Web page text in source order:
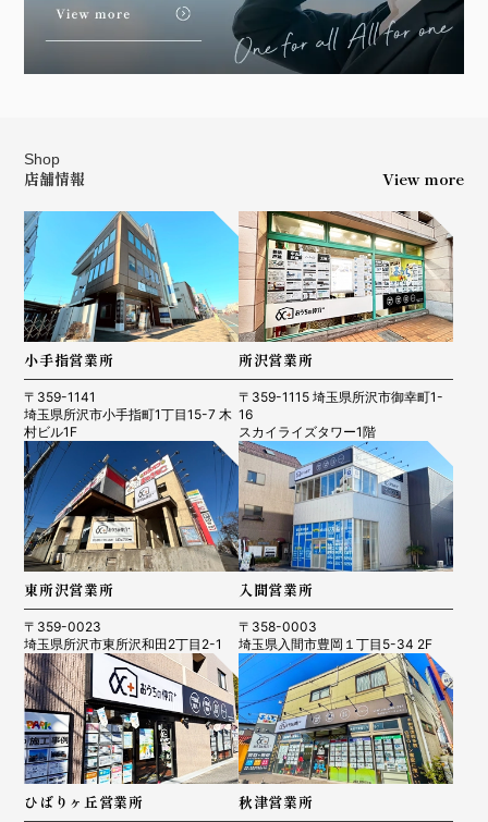
Shop
店舗情報 View more
小手指営業所
〒359-1141
埼玉県所沢市小手指町1丁目15-7 木
村ビル1F
所沢営業所
〒359-1115 埼玉県所沢市御幸町1-
16
スカイライズタワー1階
東所沢営業所
〒359-0023
埼玉県所沢市東所沢和田2丁目2-1
入間営業所
〒358-0003
埼玉県入間市豊岡１丁目5-34 2F
ひばりヶ丘営業所 秋津営業所